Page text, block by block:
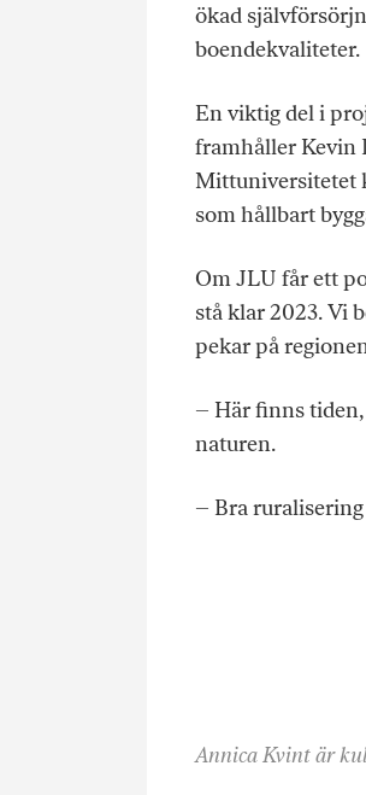
ökad
boendekvaliteter.
En viktig del i
framhåller Kevin
Mittuniversitetet
som hållbart
Om JLU får ett
stå klar 2023. Vi
pekar på
– Här finns
naturen.
– Bra
Annica Kvint är